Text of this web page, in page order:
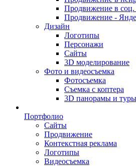
Продвижение в соц.
Продвижение -
Дизайн
Логотипы
Персонажи
Сайты
3D моделирование
Фото и видеосъемка
Фотосъемка
Съемка с коптера
3D панорамы и туры
Портфолио
Сайты
Продвижение
Контекстная реклама
Логотипы
Видеосъемка